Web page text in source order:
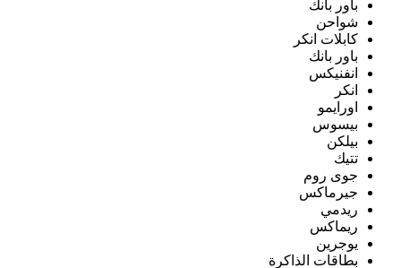
باور بانك
شواحن
كابلات انكر
باور بانك
انفنيكس
انكر
اورايمو
بيسوس
بيلكن
تتيك
جوى روم
جيرماكس
ريدمي
ريماكس
يوجرين
بطاقات الذاكرة